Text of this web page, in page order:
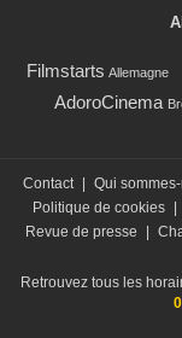
Filmstarts Allemagne
AdoroCinema
Contact Qui
Politique de cookies
Revue de presse
Retrouvez tous les